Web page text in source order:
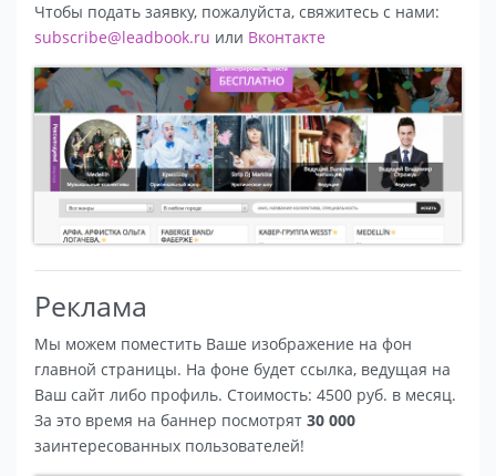
Чтобы подать заявку, пожалуйста, свяжитесь с нами:
subscribe@leadbook.ru или Вконтакте
Реклама
Мы можем поместить Ваше изображение на фон
главной страницы. На фоне будет ссылка, ведущая на
Ваш сайт либо профиль. Стоимость: 4500 руб. в месяц.
За это время на баннер посмотрят 30 000
заинтересованных пользователей!